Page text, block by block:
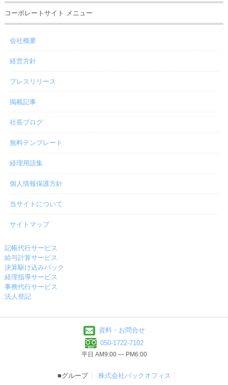
コーポレートサイト メニュー
会社概要
経営方針
プレスリリース
掲載記事
社長ブログ
無料テンプレート
経理用語集
個人情報保護方針
当サイトについて
サイトマップ
記帳代行サービス
給与計算サービス
決算駆け込みパック
経理指導サービス
事務代行サービス
法人登記
資料・お問合せ
050-1722-7102
平日 AM9:00 ― PM6:00
■グループ 株式会社バックオフィス